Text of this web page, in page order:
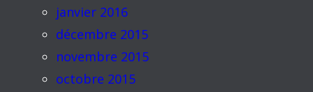
janvier 2016
décembre 2015
novembre 2015
octobre 2015